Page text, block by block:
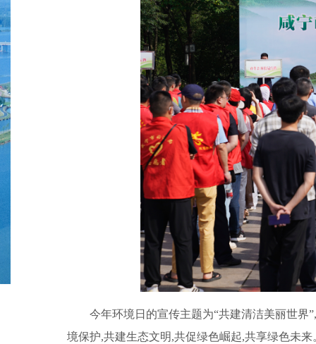
今年环境日的宣传主题为“共建清洁美丽世
境保护,共建生态文明,共促绿色崛起,共享绿色未来